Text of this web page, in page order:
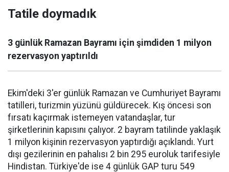
Tatile doymadık
3 günlük Ramazan Bayramı için şimdiden 1 milyon
rezervasyon yaptırıldı
Ekim'deki 3'er günlük Ramazan ve Cumhuriyet Bayramı
tatilleri, turizmin yüzünü güldürecek. Kış öncesi son
fırsatı kaçırmak istemeyen vatandaşlar, tur
şirketlerinin kapısını çalıyor. 2 bayram tatilinde yaklaşık
1 milyon kişinin rezervasyon yaptırdığı açıklandı. Yurt
dışı gezilerinin en pahalısı 2 bin 295 euroluk tarifesiyle
Hindistan. Türkiye'de ise 4 günlük GAP turu 549